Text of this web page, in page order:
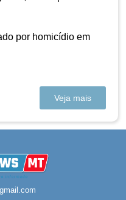
por homicídio em
Veja mais